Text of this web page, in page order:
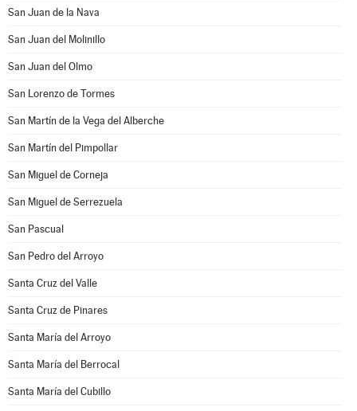
San Juan de la Nava
San Juan del Molinillo
San Juan del Olmo
San Lorenzo de Tormes
San Martín de la Vega del Alberche
San Martín del Pimpollar
San Miguel de Corneja
San Miguel de Serrezuela
San Pascual
San Pedro del Arroyo
Santa Cruz del Valle
Santa Cruz de Pinares
Santa María del Arroyo
Santa María del Berrocal
Santa María del Cubillo